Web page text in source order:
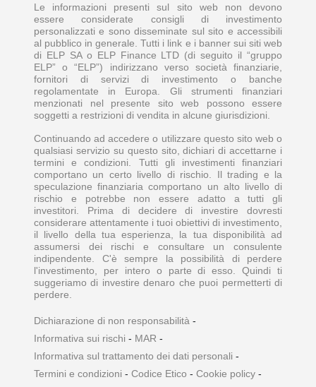
Le informazioni presenti sul sito web non devono
essere considerate consigli di investimento
personalizzati e sono disseminate sul sito e accessibili
al pubblico in generale. Tutti i link e i banner sui siti web
di ELP SA o ELP Finance LTD (di seguito il “gruppo
ELP” o “ELP”) indirizzano verso società finanziarie,
fornitori di servizi di investimento o banche
regolamentate in Europa. Gli strumenti finanziari
menzionati nel presente sito web possono essere
soggetti a restrizioni di vendita in alcune giurisdizioni.
Continuando ad accedere o utilizzare questo sito web o
qualsiasi servizio su questo sito, dichiari di accettarne i
termini e condizioni. Tutti gli investimenti finanziari
comportano un certo livello di rischio. Il trading e la
speculazione finanziaria comportano un alto livello di
rischio e potrebbe non essere adatto a tutti gli
investitori. Prima di decidere di investire dovresti
considerare attentamente i tuoi obiettivi di investimento,
il livello della tua esperienza, la tua disponibilità ad
assumersi dei rischi e consultare un consulente
indipendente. C'è sempre la possibilità di perdere
l'investimento, per intero o parte di esso. Quindi ti
suggeriamo di investire denaro che puoi permetterti di
perdere.
Dichiarazione di non responsabilità -
Informativa sui rischi - MAR -
Informativa sul trattamento dei dati personali -
Termini e condizioni - Codice Etico - Cookie policy -